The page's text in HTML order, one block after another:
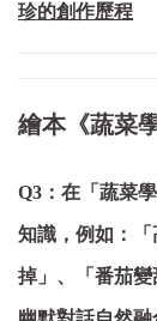
珍的創作歷程
繪本《蔬菜
Q3：在「蔬菜
知識，例如：
掉」、「番茄